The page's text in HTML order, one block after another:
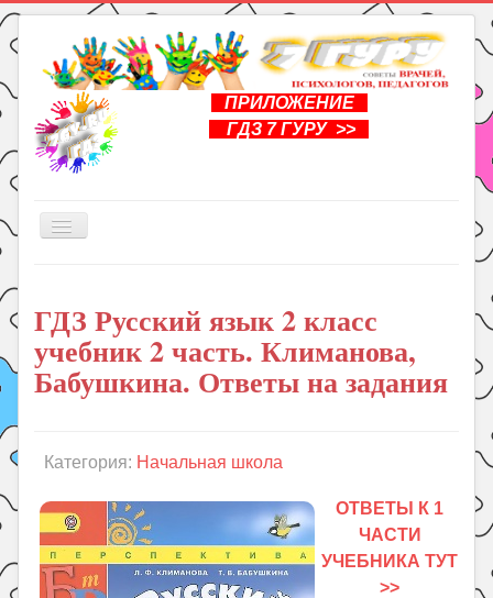
ПРИЛОЖЕНИЕ
ГДЗ 7 ГУРУ >>
Включить/
Книги
Рукоделие
Подготовка к школе
ГДЗ
Праздники
Психология
Летом!
ГДЗ Русский язык 2 класс
учебник 2 часть. Климанова,
Бабушкина. Ответы на задания
Категория: Начальная школа
ОТВЕТЫ К 1
ЧАСТИ
УЧЕБНИКА ТУТ
>>